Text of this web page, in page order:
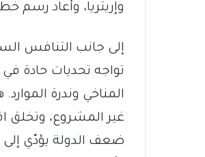
وإريتريا، وأعاد
إلى جانب التنافس
تواجه تحديات حادة في
المناخي وندرة
غير المشروع، وتخلق
ضعف الدولة يؤدّي إلى